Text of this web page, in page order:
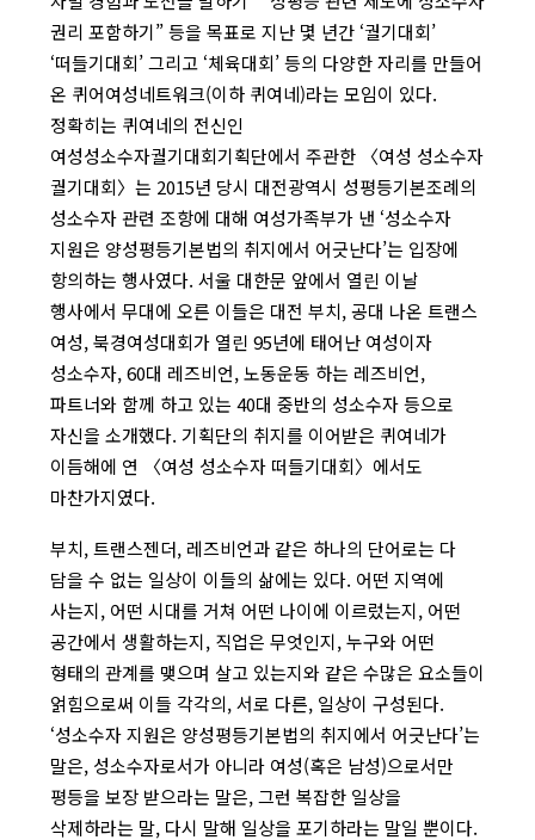
권리 포함하기” 등을 목표로 지난 몇 년간 ‘궐기대회’
‘떠들기대회’ 그리고 ‘체육대회’ 등의 다양한 자리를 만들어
온 퀴어여성네트워크(이하 퀴여네)라는 모임이 있다.
정확히는 퀴여네의 전신인
여성성소수자궐기대회기획단에서 주관한 〈여성 성소수자
궐기대회〉는 2015년 당시 대전광역시 성평등기본조례의
성소수자 관련 조항에 대해 여성가족부가 낸 ‘성소수자
지원은 양성평등기본법의 취지에서 어긋난다’는 입장에
항의하는 행사였다. 서울 대한문 앞에서 열린 이날
행사에서 무대에 오른 이들은 대전 부치, 공대 나온 트랜스
여성, 북경여성대회가 열린 95년에 태어난 여성이자
성소수자, 60대 레즈비언, 노동운동 하는 레즈비언,
파트너와 함께 하고 있는 40대 중반의 성소수자 등으로
자신을 소개했다. 기획단의 취지를 이어받은 퀴여네가
이듬해에 연 〈여성 성소수자 떠들기대회〉에서도
마찬가지였다.
부치, 트랜스젠더, 레즈비언과 같은 하나의 단어로는 다
담을 수 없는 일상이 이들의 삶에는 있다. 어떤 지역에
사는지, 어떤 시대를 거쳐 어떤 나이에 이르렀는지, 어떤
공간에서 생활하는지, 직업은 무엇인지, 누구와 어떤
형태의 관계를 맺으며 살고 있는지와 같은 수많은 요소들이
얽힘으로써 이들 각각의, 서로 다른, 일상이 구성된다.
‘성소수자 지원은 양성평등기본법의 취지에서 어긋난다’는
말은, 성소수자로서가 아니라 여성(혹은 남성)으로서만
평등을 보장 받으라는 말은, 그런 복잡한 일상을
삭제하라는 말, 다시 말해 일상을 포기하라는 말일 뿐이다.